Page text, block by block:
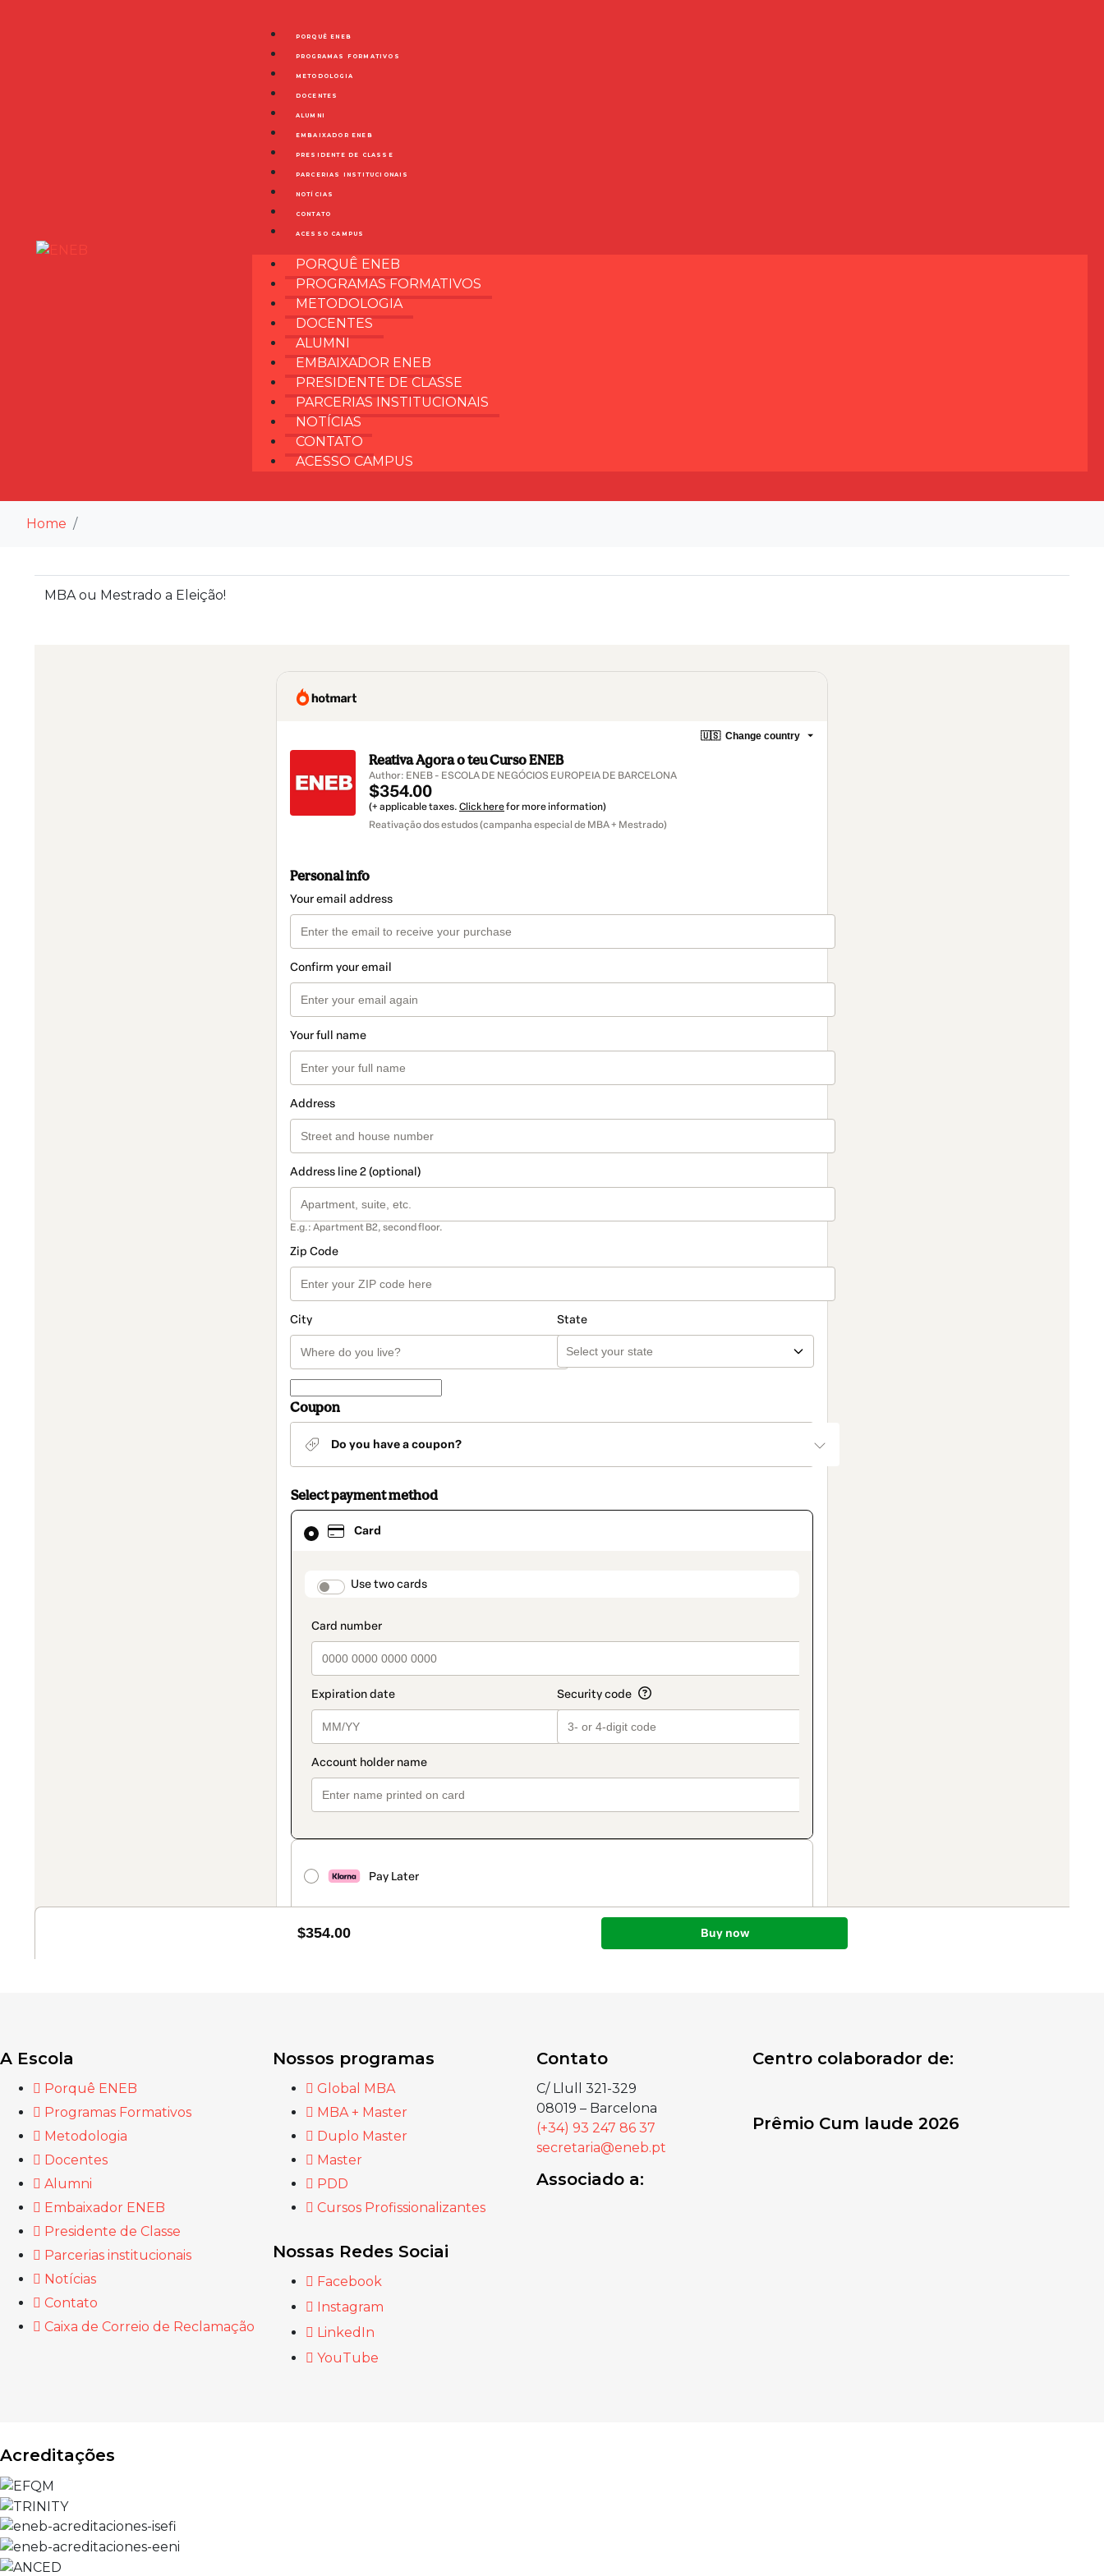
PORQUÊ ENEB
PROGRAMAS FORMATIVOS
METODOLOGIA
DOCENTES
ALUMNI
EMBAIXADOR ENEB
PRESIDENTE DE CLASSE
PARCERIAS INSTITUCIONAIS
NOTÍCIAS
CONTATO
ACESSO CAMPUS
PORQUÊ ENEB
PROGRAMAS FORMATIVOS
METODOLOGIA
DOCENTES
ALUMNI
EMBAIXADOR ENEB
PRESIDENTE DE CLASSE
PARCERIAS INSTITUCIONAIS
NOTÍCIAS
CONTATO
ACESSO CAMPUS
Home
MBA ou Mestrado a Eleição!
A Escola
Porquê ENEB
Programas Formativos
Metodologia
Docentes
Alumni
Embaixador ENEB
Presidente de Classe
Parcerias institucionais
Notícias
Contato
Caixa de Correio de Reclamação
Nossos programas
Global MBA
MBA + Master
Duplo Master
Master
PDD
Cursos Profissionalizantes
Nossas Redes Sociai
Facebook
Instagram
LinkedIn
YouTube
Contato
C/ Llull 321-329
08019 – Barcelona
(+34) 93 247 86 37
secretaria@eneb.pt
Associado a:
Centro colaborador de:
Prêmio Cum laude 2026
Acreditações